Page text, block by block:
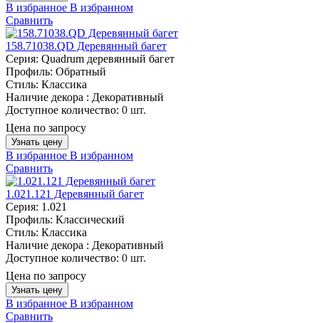
В избранное В избранном
Сравнить
158.71038.QD Деревянный багет
Серия: Quadrum деревянный багет
Профиль: Обратный
Стиль: Классика
Наличие декора : Декоративный
Доступное количество: 0 шт.
Цена по запросу
Узнать цену
В избранное В избранном
Сравнить
1.021.121 Деревянный багет
Серия: 1.021
Профиль: Классический
Стиль: Классика
Наличие декора : Декоративный
Доступное количество: 0 шт.
Цена по запросу
Узнать цену
В избранное В избранном
Сравнить